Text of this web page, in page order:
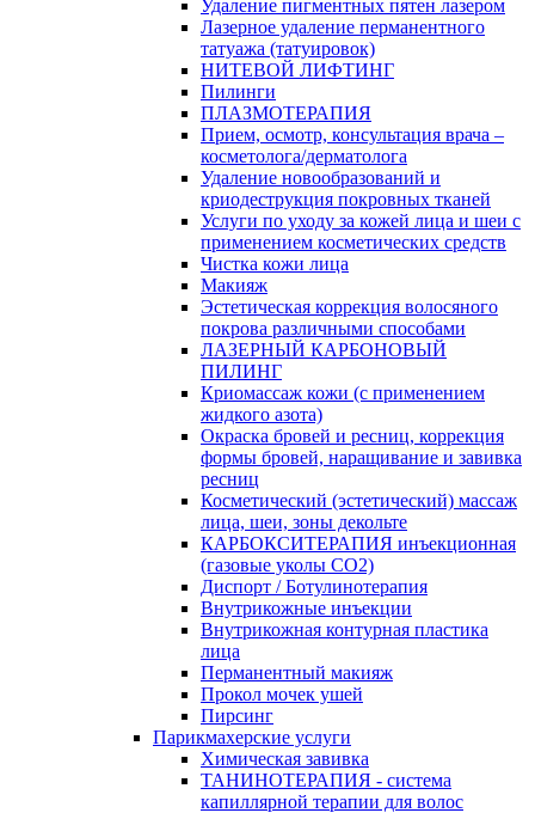
Удаление пигментных пятен лазером
Лазерное удаление перманентного
татуажа (татуировок)
НИТЕВОЙ ЛИФТИНГ
Пилинги
ПЛАЗМОТЕРАПИЯ
Прием, осмотр, консультация врача –
косметолога/дерматолога
Удаление новообразований и
криодеструкция покровных тканей
Услуги по уходу за кожей лица и шеи с
применением косметических средств
Чистка кожи лица
Макияж
Эстетическая коррекция волосяного
покрова различными способами
ЛАЗЕРНЫЙ КАРБОНОВЫЙ
ПИЛИНГ
Криомассаж кожи (с применением
жидкого азота)
Окраска бровей и ресниц, коррекция
формы бровей, наращивание и завивка
ресниц
Косметический (эстетический) массаж
лица, шеи, зоны декольте
КАРБОКСИТЕРАПИЯ инъекционная
(газовые уколы СО2)
Диспорт / Ботулинотерапия
Внутрикожные инъекции
Внутрикожная контурная пластика
лица
Перманентный макияж
Прокол мочек ушей
Пирсинг
Парикмахерские услуги
Химическая завивка
ТАНИНОТЕРАПИЯ - система
капиллярной терапии для волос